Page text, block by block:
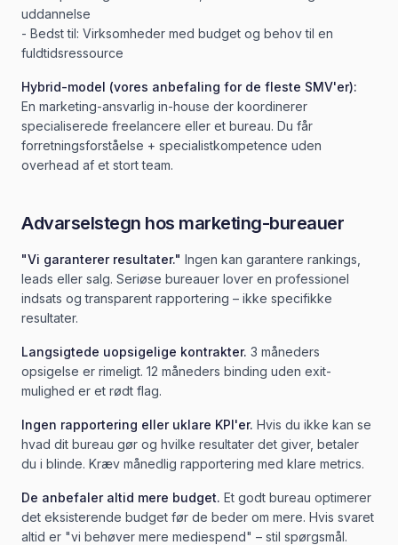
uddannelse
- Bedst til: Virksomheder med budget og behov til en
fuldtidsressource
Hybrid-model (vores anbefaling for de fleste SMV'er):
En marketing-ansvarlig in-house der koordinerer
specialiserede freelancere eller et bureau. Du får
forretningsforståelse + specialistkompetence uden
overhead af et stort team.
Advarselstegn hos marketing-bureauer
"Vi garanterer resultater." Ingen kan garantere rankings,
leads eller salg. Seriøse bureauer lover en professionel
indsats og transparent rapportering – ikke specifikke
resultater.
Langsigtede uopsigelige kontrakter. 3 måneders
opsigelse er rimeligt. 12 måneders binding uden exit-
mulighed er et rødt flag.
Ingen rapportering eller uklare KPI'er. Hvis du ikke kan se
hvad dit bureau gør og hvilke resultater det giver, betaler
du i blinde. Kræv månedlig rapportering med klare metrics.
De anbefaler altid mere budget. Et godt bureau optimerer
det eksisterende budget før de beder om mere. Hvis svaret
altid er "vi behøver mere mediespend" – stil spørgsmål.